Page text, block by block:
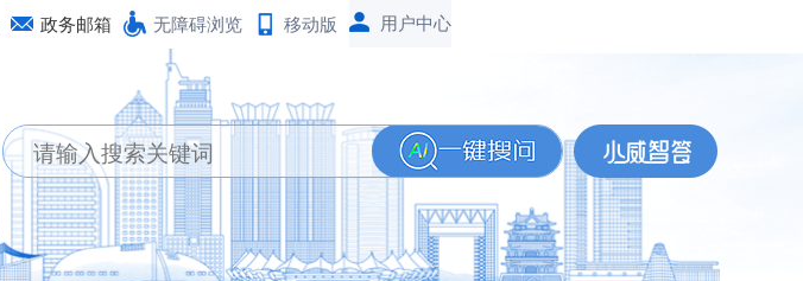
政务邮箱 无障碍浏览 移动版